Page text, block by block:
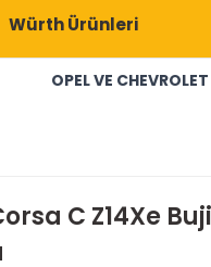
Würth Ürünleri
OPEL VE CHEVROLET
C Z14Xe